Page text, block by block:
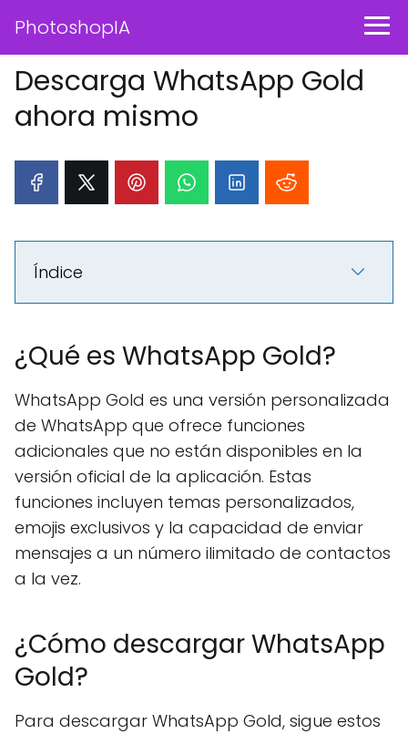
PhotoshopIA
Descarga WhatsApp Gold
ahora mismo
Índice
¿Qué es WhatsApp Gold?
WhatsApp Gold es una versión personalizada
de WhatsApp que ofrece funciones
adicionales que no están disponibles en la
versión oficial de la aplicación. Estas
funciones incluyen temas personalizados,
emojis exclusivos y la capacidad de enviar
mensajes a un número ilimitado de contactos
a la vez.
¿Cómo descargar WhatsApp
Gold?
Para descargar WhatsApp Gold, sigue estos